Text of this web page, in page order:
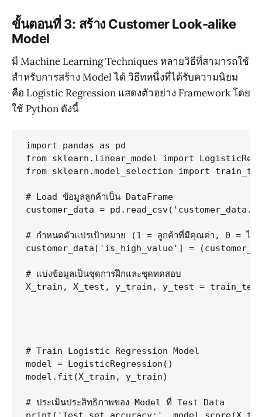
ขั้นตอนที่ 3: สร้าง Customer Look-alike
Model
มี Machine Learning Techniques หลายวิธีที่สามารถใช้
สำหรับการสร้าง Model ได้ วิธีทหนึ่งที่ได้รับความนิยม
คือ Logistic Regression แสดงตัวอย่าง Framework โดย
ใช้ Python ดังนี้
import pandas as pd
from sklearn.linear_model import
from sklearn.model_selection import
# Load ข้อมูลลูกค้าเป็น DataFrame
customer_data =
# กำหนดตัวแปรเป้าหมาย (1 = ลูกค้าที่มีคุณค่า, 0 = ไม่
customer_data['is_high_value'] =
# แบ่งข้อมูลเป็นชุดการฝึกและชุดทดสอบ
X_train, X_test, y_train, y_test =
# Train Logistic Regression Model
model = LogisticRegression()
model.fit(X_train, y_train)
# ประเมินประสิทธิภาพของ Model ที่ Test Data